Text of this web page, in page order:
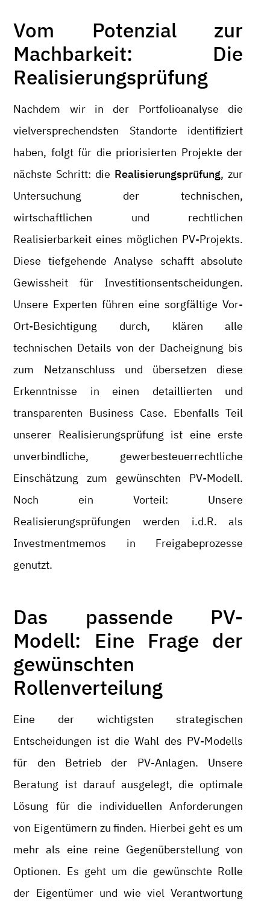
Vom Potenzial zur
Machbarkeit: Die
Realisierungsprüfung
Nachdem wir in der Portfolioanalyse die
vielversprechendsten Standorte identifiziert
haben, folgt für die priorisierten Projekte der
nächste Schritt: die Realisierungsprüfung, zur
Untersuchung der technischen,
wirtschaftlichen und rechtlichen
Realisierbarkeit eines möglichen PV-Projekts.
Diese tiefgehende Analyse schafft absolute
Gewissheit für Investitionsentscheidungen.
Unsere Experten führen eine sorgfältige Vor-
Ort-Besichtigung durch, klären alle
technischen Details von der Dacheignung bis
zum Netzanschluss und übersetzen diese
Erkenntnisse in einen detaillierten und
transparenten Business Case. Ebenfalls Teil
unserer Realisierungsprüfung ist eine erste
unverbindliche, gewerbesteuerrechtliche
Einschätzung zum gewünschten PV-Modell.
Noch ein Vorteil: Unsere
Realisierungsprüfungen werden i.d.R. als
Investmentmemos in Freigabeprozesse
genutzt.
Das passende PV-
Modell: Eine Frage der
gewünschten
Rollenverteilung
Eine der wichtigsten strategischen
Entscheidungen ist die Wahl des PV-Modells
für den Betrieb der PV-Anlagen. Unsere
Beratung ist darauf ausgelegt, die optimale
Lösung für die individuellen Anforderungen
von Eigentümern zu finden. Hierbei geht es um
mehr als eine reine Gegenüberstellung von
Optionen. Es geht um die gewünschte Rolle
der Eigentümer und wie viel Verantwortung